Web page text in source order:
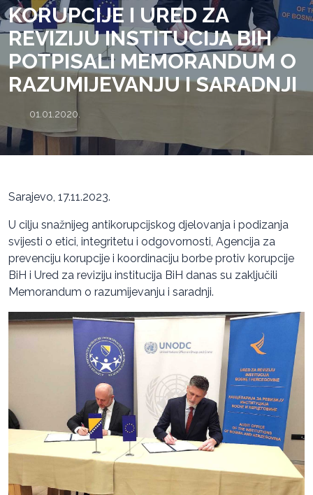
KORUPCIJE I URED ZA
REVIZIJU INSTITUCIJA BIH
POTPISALI MEMORANDUM O
RAZUMIJEVANJU I SARADNJI
01.01.2020.
Sarajevo, 17.11.2023.
U cilju snažnijeg antikorupcijskog djelovanja i podizanja
svijesti o etici, integritetu i odgovornosti, Agencija za
prevenciju korupcije i koordinaciju borbe protiv korupcije
BiH i Ured za reviziju institucija BiH danas su zaključili
Memorandum o razumijevanju i saradnji.